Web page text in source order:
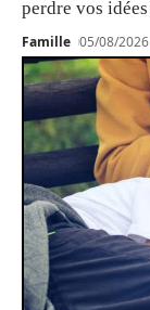
perdre vos
Famille 05/08/2026